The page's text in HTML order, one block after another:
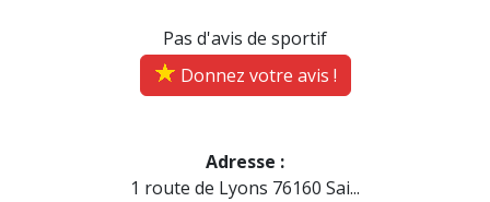
Pas d'avis de sportif
Donnez votre avis !
Adresse :
1 route de Lyons 76160 Sai...